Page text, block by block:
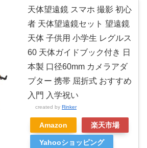
天体望遠鏡 スマホ 撮影 初心
者 天体望遠鏡セット 望遠鏡
天体 子供用 小学生 レグルス
60 天体ガイドブック付き 日
本製 口径60mm カメラアダ
プター 携帯 屈折式 おすすめ
入門 入学祝い
created by Rinker
Amazon 楽天市場
Yahooショッピング